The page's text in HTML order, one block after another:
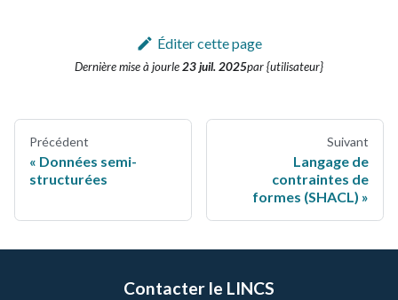
Éditer cette page
Dernière mise à jourle23 juil. 2025par {utilisateur}
Précédent
Données semi-
structurées
Suivant
Langage de
contraintes de
formes (SHACL)
Contacter le LINCS